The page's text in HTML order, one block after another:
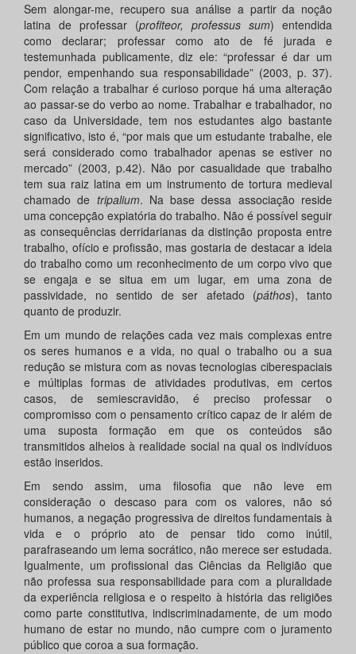
Sem alongar-me, recupero sua análise a partir da noção
latina de professar (profiteor, professus sum) entendida
como declarar; professar como ato de fé jurada e
testemunhada publicamente, diz ele: “professar é dar um
pendor, empenhando sua responsabilidade” (2003, p. 37).
Com relação a trabalhar é curioso porque há uma alteração
ao passar-se do verbo ao nome. Trabalhar e trabalhador, no
caso da Universidade, tem nos estudantes algo bastante
significativo, isto é, “por mais que um estudante trabalhe, ele
será considerado como trabalhador apenas se estiver no
mercado” (2003, p.42). Não por casualidade que trabalho
tem sua raiz latina em um instrumento de tortura medieval
chamado de tripalium. Na base dessa associação reside
uma concepção expiatória do trabalho. Não é possível seguir
as consequências derridarianas da distinção proposta entre
trabalho, ofício e profissão, mas gostaria de destacar a ideia
do trabalho como um reconhecimento de um corpo vivo que
se engaja e se situa em um lugar, em uma zona de
passividade, no sentido de ser afetado (páthos), tanto
quanto de produzir.
Em um mundo de relações cada vez mais complexas entre
os seres humanos e a vida, no qual o trabalho ou a sua
redução se mistura com as novas tecnologias ciberespaciais
e múltiplas formas de atividades produtivas, em certos
casos, de semiescravidão, é preciso professar o
compromisso com o pensamento crítico capaz de ir além de
uma suposta formação em que os conteúdos são
transmitidos alheios à realidade social na qual os indivíduos
estão inseridos.
Em sendo assim, uma filosofia que não leve em
consideração o descaso para com os valores, não só
humanos, a negação progressiva de direitos fundamentais à
vida e o próprio ato de pensar tido como inútil,
parafraseando um lema socrático, não merece ser estudada.
Igualmente, um profissional das Ciências da Religião que
não professa sua responsabilidade para com a pluralidade
da experiência religiosa e o respeito à história das religiões
como parte constitutiva, indiscriminadamente, de um modo
humano de estar no mundo, não cumpre com o juramento
público que coroa a sua formação.